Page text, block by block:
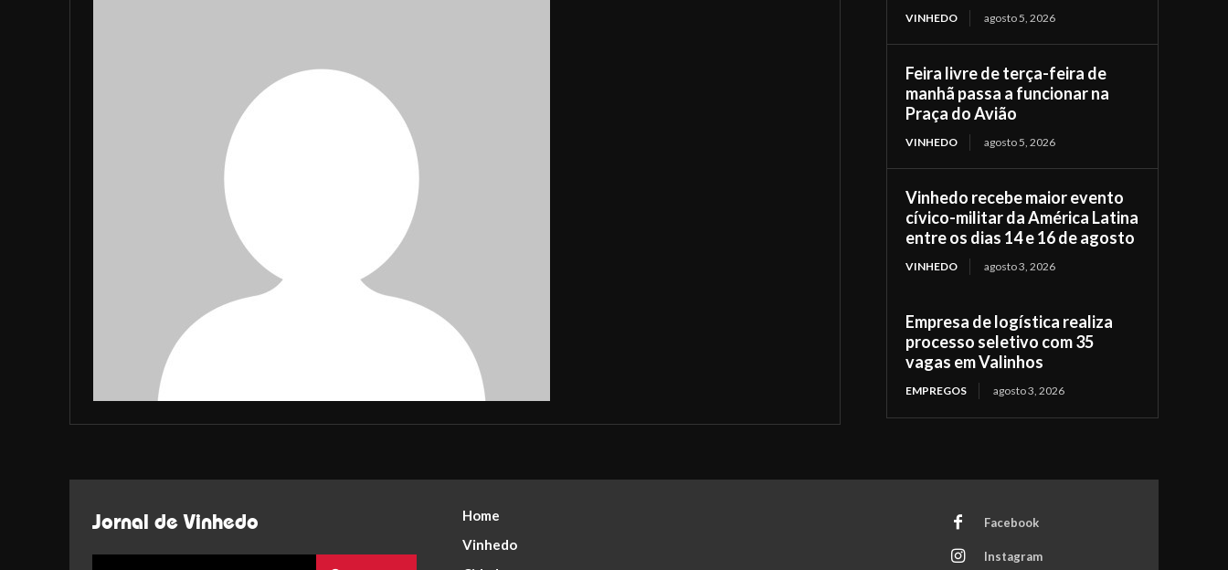
VINHEDO agosto 5, 2026
Feira livre de terça-feira de
manhã passa a funcionar na
Praça do Avião
VINHEDO agosto 5, 2026
Vinhedo recebe maior evento
cívico-militar da América Latina
entre os dias 14 e 16 de agosto
VINHEDO agosto 3, 2026
Empresa de logística realiza
processo seletivo com 35
vagas em Valinhos
EMPREGOS agosto 3, 2026
Jornal de Vinhedo
Home
Vinhedo
Facebook
Instagram